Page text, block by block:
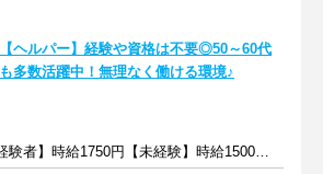
【ヘルパー】経験や資格は不要◎50～60代
も多数活躍中！無理なく働ける環境♪
【経験者】時給1750円【未経験】時給1500円 ※交通費全額